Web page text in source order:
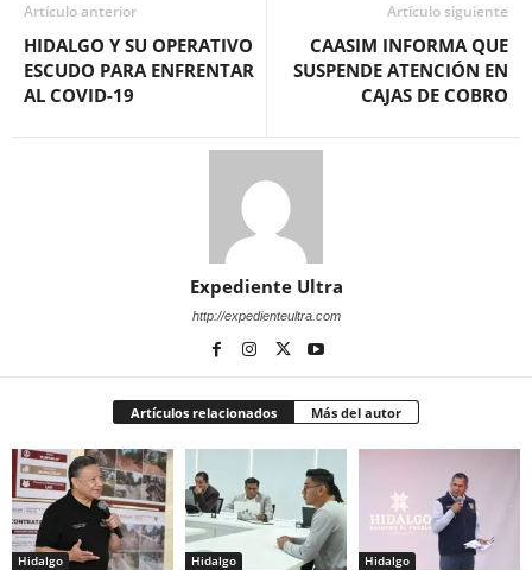
Artículo anterior
HIDALGO Y SU OPERATIVO
ESCUDO PARA ENFRENTAR
AL COVID-19
Artículo siguiente
CAASIM INFORMA QUE
SUSPENDE ATENCIÓN EN
CAJAS DE COBRO
Expediente Ultra
http://expedienteultra.com
Artículos relacionados Más del autor
Hidalgo Hidalgo Hidalgo